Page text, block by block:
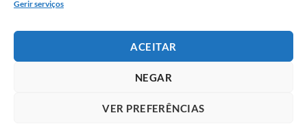
Gerir serviços
ACEITAR
NEGAR
VER PREFERÊNCIAS
Portfólio car wrap
Portfólio decoração de viaturas